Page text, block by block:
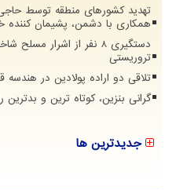
تهدید کشورهای منطقه توسط حاجی
همکاری با دشمن، پشیمان کننده
دستگیری 8 نفر از
تروریستی
تلاقی دو اراده پولادین در هندسه
گرانی بنزین، کوتاه ترین و
جدیدترین ها